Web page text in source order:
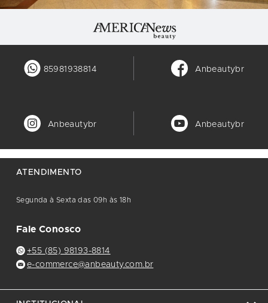
85981938814 Anbeautybr
Anbeautybr Anbeautybr
ATENDIMENTO
Segunda à Sexta das 09h às 18h
Fale Conosco
+55 (85) 98193-8814
e-commerce@anbeauty.com.br